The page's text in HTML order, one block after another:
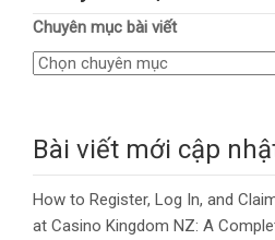
Chuyên mục bài viết
Bài viết mới cập
How to Register, Log In, and
at Casino Kingdom NZ: A